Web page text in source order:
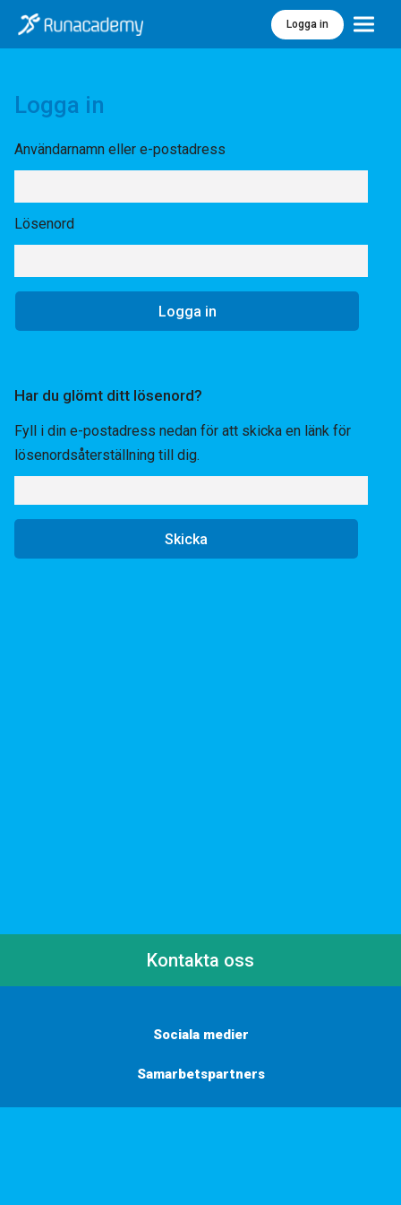
Logga in Meny
Logga in
Användarnamn eller e-postadress
Lösenord
Har du glömt ditt lösenord?
Fyll i din e-postadress nedan för att skicka en länk för
lösenordsåterställning till dig.
Kontakta oss
Sociala medier
Samarbetspartners